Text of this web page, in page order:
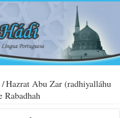
/Hazrat Abu Zar (radhiyalláhu
Rabadhah